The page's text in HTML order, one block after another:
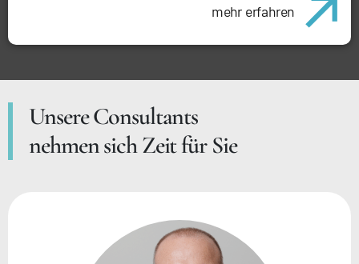
mehr erfahren
Unsere Consultants
nehmen sich Zeit für Sie